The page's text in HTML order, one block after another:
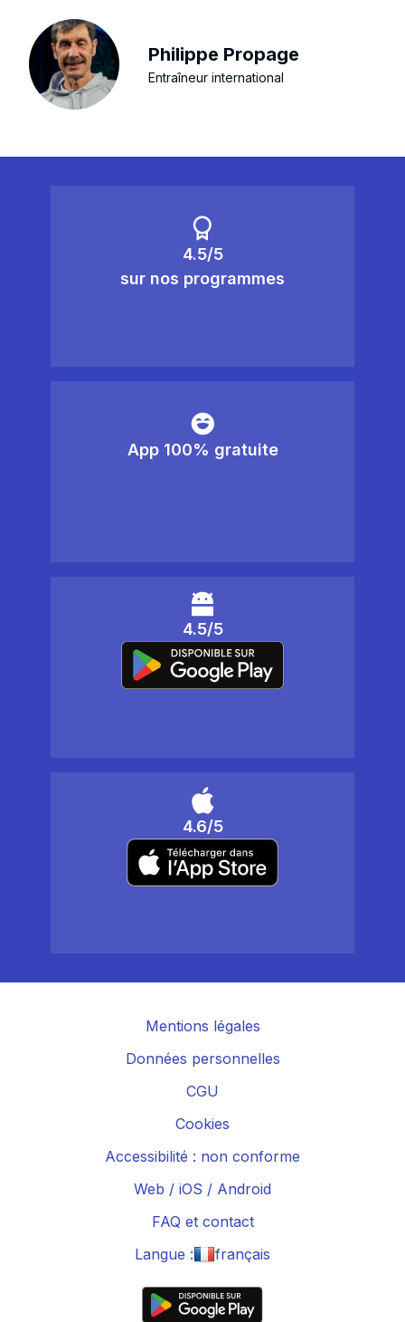
Philippe Propage
Entraîneur international
4.5/5
sur nos programmes
App 100% gratuite
4.5/5
4.6/5
Mentions légales
Données personnelles
CGU
Cookies
Accessibilité : non conforme
Web / iOS / Android
FAQ et contact
Langue :
français